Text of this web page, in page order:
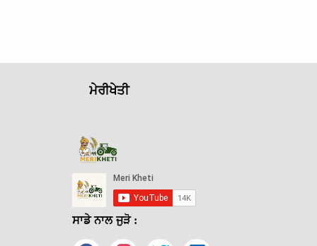
ਮੇਰੀਖੇਤੀ
ਸਾਡੇ ਨਾਲ ਜੁੜੋ :